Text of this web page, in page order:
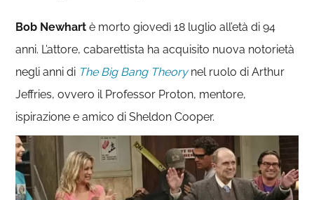
Bob Newhartè morto giovedì 18 luglio all’età di 94
anni. L’attore, cabarettista ha acquisito nuova notorietà
negli anni di The Big Bang Theory nel ruolo di Arthur
Jeffries, ovvero il Professor Proton, mentore,
ispirazione e amico di Sheldon Cooper.